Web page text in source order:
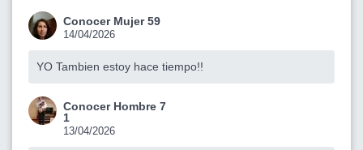
Conocer Mujer 59
14/04/2026
YO Tambien estoy hace tiempo!!
Conocer Hombre 7
1
13/04/2026